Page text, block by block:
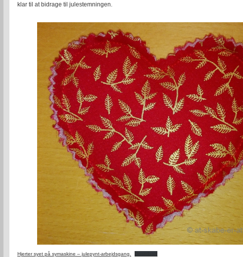
klar til at bidrage til julestemningen.
Hjerter syet på symaskine – julepynt-arbejdsgang.